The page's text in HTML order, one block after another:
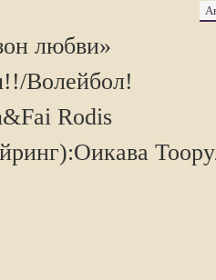
любви»
Волейбол!
Rodis